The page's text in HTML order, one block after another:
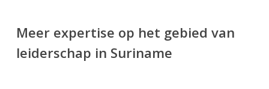
Meer expertise op het gebied van
leiderschap in Suriname